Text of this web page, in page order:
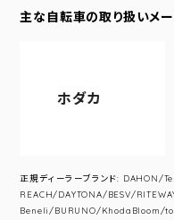
主な自転車の取り扱いメ
正規ディーラーブランド:
REACH/DAYTONA/BESV/
Beneli/BURUNO/KhodaBloom/